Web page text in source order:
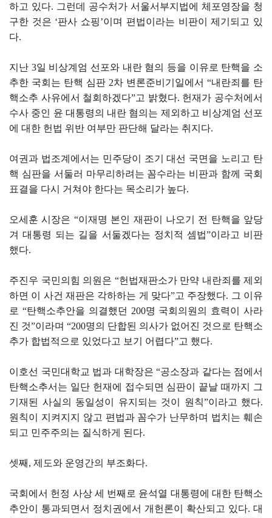
하고 있다. 그런데 공수처가 서울서부지법에 체포영장을 청
구한 것은 ‘판사 쇼핑’이며 편법이라는 비판이 제기되고 있
다.
지난 3일 비상계엄 선포와 내란 혐의 등을 이유로 탄핵을 소
추한 국회는 탄핵 심판 2차 변론준비기일에서 “내란죄를 탄
핵소추 사유에서 철회하겠다”고 밝혔다. 헌재가 공수처에서
수사 중인 윤 대통령의 내란 혐의는 제외하고 비상계엄 선포
에 대한 헌법 위반 여부만 판단해 달라는 취지다.
여권과 법조계에서는 민주당이 조기 대선 국면을 노리고 탄
핵 심판을 서둘러 마무리하려는 꼼수라는 비판과 함께 국회
표결을 다시 거쳐야 한다는 목소리가 높다.
오세훈 시장은 “이재명 본인 재판이 나오기 전 탄핵을 앞당
겨 대통령 되는 길을 서둘겠다는 정치적 셈법”이라고 비판
했다.
주진우 국민의힘 의원은 “헌법재판소가 만약 내란죄를 제외
하면 이 사건 재판은 각하하는 게 맞다”고 주장했다. 그 이유
로 “탄핵소추안을 의결했던 200명 국회의원의 효력이 사라
진 것”이라며 “200명의 단합된 의사가 없어진 것으로 탄핵소
추가 합법적으로 있었다고 보기 어렵다”고 했다.
이호선 국민대학교 법과 대학장은 “공소장과 같다는 점에서
탄핵소추서는 일단 헌재에 접수되면 심판이 끝날 때까지 그
기재된 사실의 동일성이 유지되는 것이 원칙”이라고 했다.
원칙이 지켜지지 않고 편법과 꼼수가 난무하며 법치는 훼손
되고 민주주의는 질식하게 된다.
셋째, 제도와 운영간의 부조화다.
국회에서 헌정 사상 세 번째로 윤석열 대통령에 대한 탄핵소
추안이 통과되면서 정치권에서 개헌론이 확산되고 있다. 대